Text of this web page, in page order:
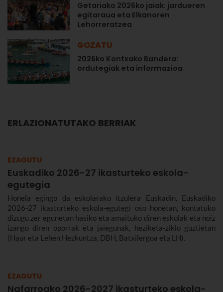
Getariako 2026ko jaiak: jardueren
egitaraua eta Elkanoren
Lehorreratzea
GOZATU
2026ko Kontxako Bandera:
ordutegiak eta informazioa
ERLAZIONATUTAKO BERRIAK
EZAGUTU
Euskadiko 2026-27 ikasturteko eskola-
egutegia
Honela egingo da eskolarako itzulera Euskadin. Euskadiko
2026-27 ikasturteko eskola-egutegi oso honetan, kontatuko
dizugu zer egunetan hasiko eta amaituko diren eskolak eta noiz
izango diren oporrak eta jaiegunak, heziketa-ziklo guztietan
(Haur eta Lehen Hezkuntza, DBH, Batxilergoa eta LH).
EZAGUTU
Nafarroako 2026-2027 ikasturteko eskola-